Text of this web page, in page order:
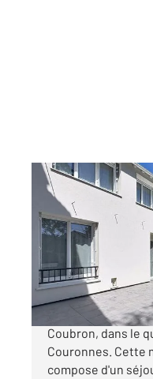
COUBRON 93
134,83 m
, 7 pièces
Ref : 4346
Maison à
385
Century21
Coubron, dans le
Couronnes. Cette
compose d'un